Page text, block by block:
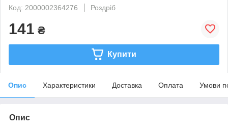
Код: 2000002364276
Роздріб
141 ₴
Купити
Опис Характеристики Доставка Оплата Умови
Опис